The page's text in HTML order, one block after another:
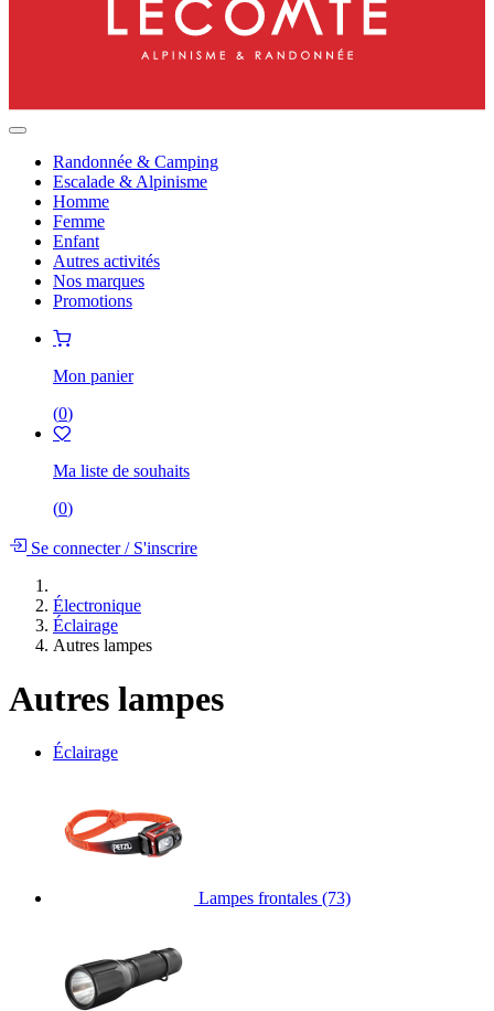
Randonnée & Camping
Escalade & Alpinisme
Homme
Femme
Enfant
Autres activités
Nos marques
Promotions
Mon panier
(0)
Ma liste de souhaits
(0)
Se connecter/S'inscrire
Électronique
Éclairage
Autres lampes
Autres lampes
Éclairage
Lampes frontales (73)